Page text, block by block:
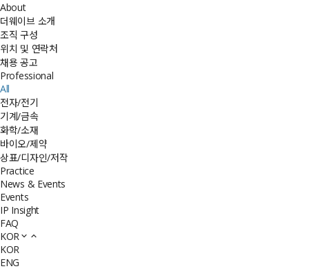
About
더웨이브 소개
조직 구성
위치 및 연락처
채용 공고
Professional
All
전자/전기
기계/금속
화학/소재
바이오/제약
상표/디자인/저작
Practice
News & Events
Events
IP Insight
FAQ
KOR
KOR
ENG